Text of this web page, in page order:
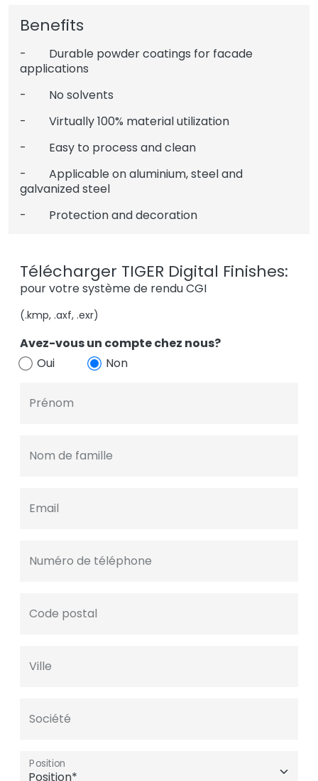
Benefits
- Durable powder coatings for facade
applications
- No solvents
- Virtually 100% material utilization
- Easy to process and clean
- Applicable on aluminium, steel and
galvanized steel
- Protection and decoration
Télécharger TIGER Digital Finishes:
pour votre système de rendu CGI
(.kmp, .axf, .exr)
Avez-vous un compte chez nous?
Oui
Non
Prénom
Nom de famille
Email
Numéro de téléphone
Code postal
Ville
Société
Position